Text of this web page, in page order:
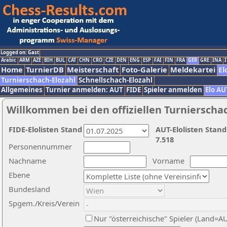
Logged on: Gast
Arabic ARM AZE BIH BUL CAT CHN CRO CZE DEN ENG ESP FAI FIN FRA GER GRE INA
Home TurnierDB Meisterschaft Foto-Galerie Meldekartei
Turnierschach-Elozahl Schnellschach-Elozahl
Allgemeines Turnier anmelden: AUT FIDE Spieler anmelden Elo
Willkommen bei den offiziellen
Nachname
Vorname
Ebene
Personennummer
Bundesland
Spgem./Kreis/Verein
Nur "österreichische" Spieler
AUT-Elolisten
7.518
FIDE-Elolisten Stand